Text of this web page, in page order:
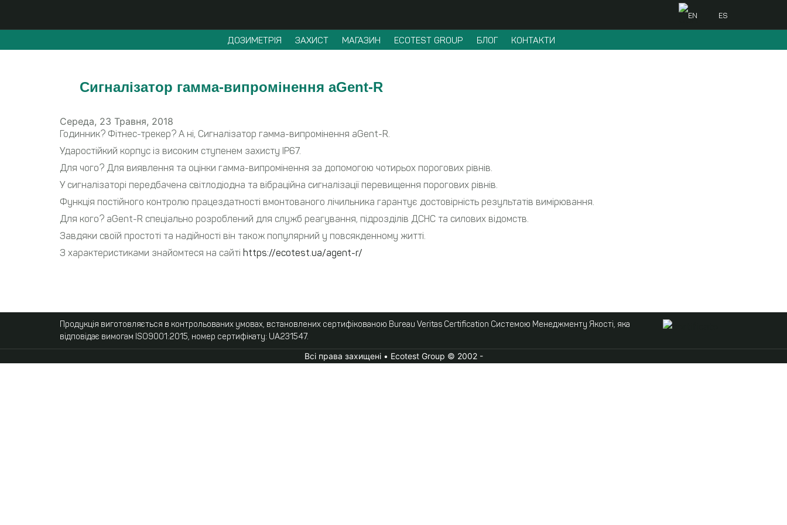
EN ES
ДОЗИМЕТРІЯ ЗАХИСТ МАГАЗИН ECOTEST GROUP БЛОГ КОНТАКТИ
Сигналізатор гамма-випромінення aGent-R
Середа, 23 Травня, 2018
Годинник? Фітнес-трекер? А ні, Сигналізатор гамма-випромінення aGent-R.
Ударостійкий корпус із високим ступенем захисту ІР67.
Для чого? Для виявлення та оцінки гамма-випромінення за допомогою чотирьох порогових рівнів.
У сигналізаторі передбачена світлодіодна та вібраційна сигналізації перевищення порогових рівнів.
Функція постійного контролю працездатності вмонтованого лічильника гарантує достовірність результатів вимірювання.
Для кого? aGent-R спеціально розроблений для служб реагування, підрозділів ДСНС та силових відомств.
Завдяки своїй простоті та надійності він також популярний у повсякденному житті.
З характеристиками знайомтеся на сайті https://ecotest.ua/agent-r/
Продукція виготовляється в контрольованих умовах, встановлених сертифікованою Bureau Veritas Certification Системою Менеджменту Якості, яка
відповідає вимогам ISO9001:2015, номер сертифікату: UA231547.
Всі права захищені • Ecotest Group © 2002 -